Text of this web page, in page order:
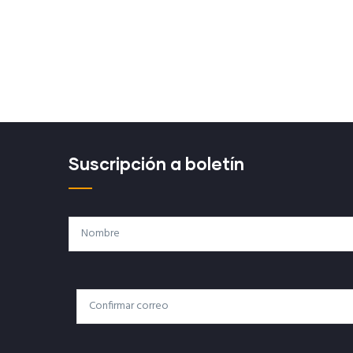
Suscripción a boletín
Nombre
Correo
Electrónico
Correo Electrónico